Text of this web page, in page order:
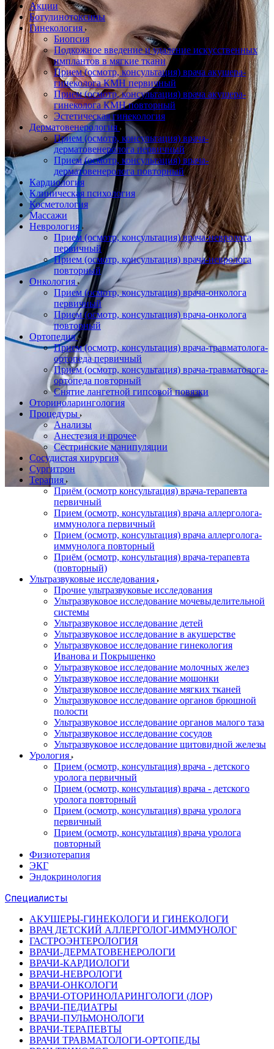
Акции
Ботулинотоксины
Гинекология
Биопсия
Подкожное введение и удаление искусственных
имплантов в мягкие ткани
Прием (осмотр, консультация) врача акушера-
гинеколога КМН первичный
Прием (осмотр, консультация) врача акушера-
гинеколога КМН повторный
Эстетическая гинекология
Дерматовенерология
Прием (осмотр, консультация) врача-
дерматовенеролога первичный
Прием (осмотр, консультация) врача-
дерматовенеролога повторный
Кардиология
Клиническая психология
Косметология
Массажи
Неврология
Прием (осмотр, консультация) врача-невролога
первичный
Прием (осмотр, консультация) врача-невролога
повторный
Онкология
Прием (осмотр, консультация) врача-онколога
первичный
Прием (осмотр, консультация) врача-онколога
повторный
Ортопедия
Прием (осмотр, консультация) врача-травматолога-
ортопеда первичный
Прием (осмотр, консультация) врача-травматолога-
ортопеда повторный
Снятие лангетной гипсовой повязки
Оториноларингология
Процедуры
Анализы
Анестезия и прочее
Сестринские манипуляции
Сосудистая хирургия
Сургитрон
Терапия
Приём (осмотр консультация) врача-терапевта
первичный
Прием (осмотр, консультация) врача аллерголога-
иммунолога первичный
Прием (осмотр, консультация) врача аллерголога-
иммунолога повторный
Приём (осмотр, консультация) врача-терапевта
(повторный)
Ультразвуковые исследования
Прочие ультразвуковые исследования
Ультразвуковое исследование мочевыделительной
системы
Ультразвуковое исследование детей
Ультразвуковое исследование в акушерстве
Ультразвуковое исследование гинекология
Иванова и Покрыщенко
Ультразвуковое исследование молочных желез
Ультразвуковое исследование мошонки
Ультразвуковое исследование мягких тканей
Ультразвуковое исследование органов брюшной
полости
Ультразвуковое исследование органов малого таза
Ультразвуковое исследование сосудов
Ультразвуковое исследование щитовидной железы
Урология
Прием (осмотр, консультация) врача - детского
уролога первичный
Прием (осмотр, консультация) врача - детского
уролога повторный
Прием (осмотр, консультация) врача уролога
первичный
Прием (осмотр, консультация) врача уролога
повторный
Физиотерапия
ЭКГ
Эндокринология
Специалисты
АКУШЕРЫ-ГИНЕКОЛОГИ И ГИНЕКОЛОГИ
ВРАЧ ДЕТСКИЙ АЛЛЕРГОЛОГ-ИММУНОЛОГ
ГАСТРОЭНТЕРОЛОГИЯ
ВРАЧИ-ДЕРМАТОВЕНЕРОЛОГИ
ВРАЧИ-КАРДИОЛОГИ
ВРАЧИ-НЕВРОЛОГИ
ВРАЧИ-ОНКОЛОГИ
ВРАЧИ-ОТОРИНОЛАРИНГОЛОГИ (ЛОР)
ВРАЧИ-ПЕДИАТРЫ
ВРАЧИ-ПУЛЬМОНОЛОГИ
ВРАЧИ-ТЕРАПЕВТЫ
ВРАЧИ ТРАВМАТОЛОГИ-ОРТОПЕДЫ